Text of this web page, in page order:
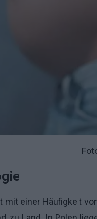
mit einer Häufigkeit